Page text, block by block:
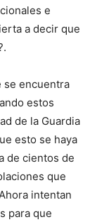
e
a decir que
se encuentra
estos
de la Guardia
esto se haya
de cientos de
que
intentan
para que